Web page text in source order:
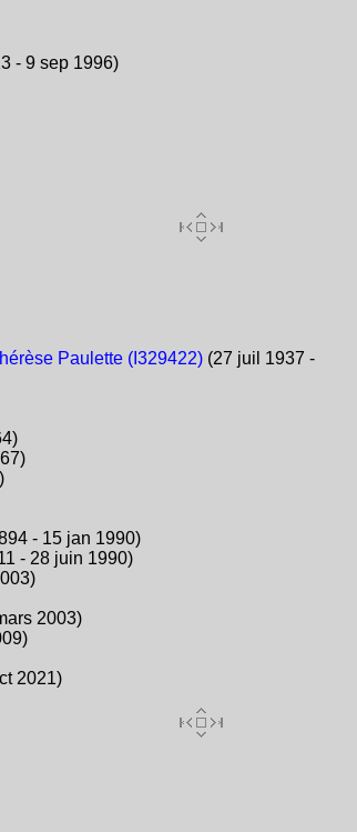
- 9 sep 1996)
Paulette (I329422)(27 juil 1937 -
- 15 jan 1990)
- 28 juin 1990)
2003)
2021)